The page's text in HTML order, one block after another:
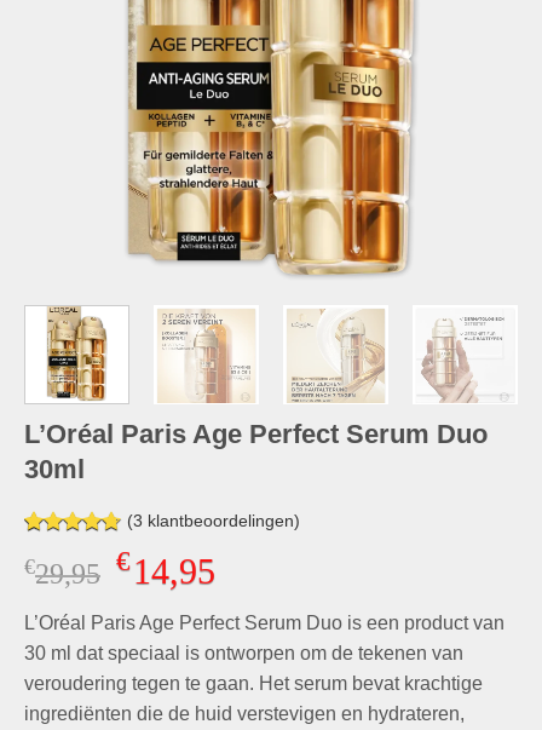
L’Oréal Paris Age Perfect Serum Duo
30ml
Gewaardeerd
4.67op 5
gebaseerd
waarderingen
(3 klantbeoordelingen)
€29,95 Oorspronkelijke
was:
€29,95.
€14,95Huidige
is:
€14,95.
L’Oréal Paris Age Perfect Serum Duo is een product van
30 ml dat speciaal is ontworpen om de tekenen van
veroudering tegen te gaan. Het serum bevat krachtige
ingrediënten die de huid verstevigen en hydrateren,